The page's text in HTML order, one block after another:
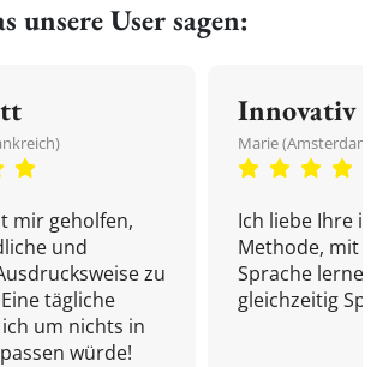
unsere User sagen:
mir geholfen,
und
zu
tägliche
um nichts in
würde!
Innovativ
Marie
Ich liebe Ihre
Methode, mit
Sprache
gleichzeitig